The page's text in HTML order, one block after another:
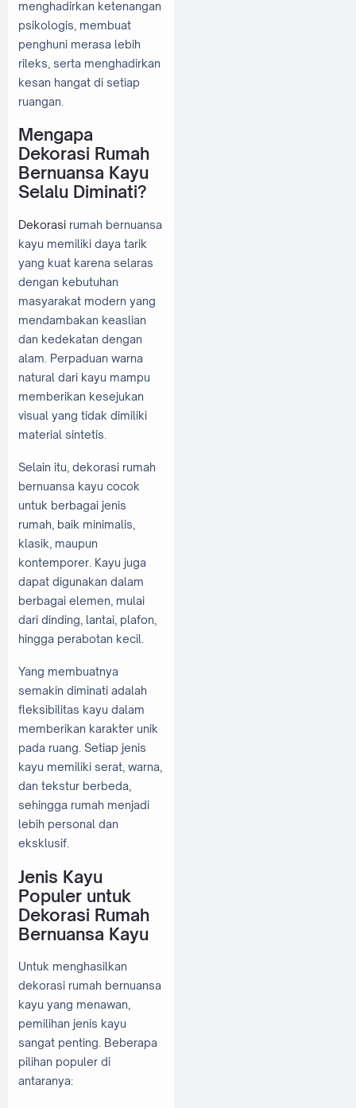
menghadirkan ketenangan
psikologis, membuat
penghuni merasa lebih
rileks, serta menghadirkan
kesan hangat di setiap
ruangan.
Mengapa
Dekorasi Rumah
Bernuansa Kayu
Selalu Diminati?
Dekorasi rumah bernuansa
kayu memiliki daya tarik
yang kuat karena selaras
dengan kebutuhan
masyarakat modern yang
mendambakan keaslian
dan kedekatan dengan
alam. Perpaduan warna
natural dari kayu mampu
memberikan kesejukan
visual yang tidak dimiliki
material sintetis.
Selain itu, dekorasi rumah
bernuansa kayu cocok
untuk berbagai jenis
rumah, baik minimalis,
klasik, maupun
kontemporer. Kayu juga
dapat digunakan dalam
berbagai elemen, mulai
dari dinding, lantai, plafon,
hingga perabotan kecil.
Yang membuatnya
semakin diminati adalah
fleksibilitas kayu dalam
memberikan karakter unik
pada ruang. Setiap jenis
kayu memiliki serat, warna,
dan tekstur berbeda,
sehingga rumah menjadi
lebih personal dan
eksklusif.
Jenis Kayu
Populer untuk
Dekorasi Rumah
Bernuansa Kayu
Untuk menghasilkan
dekorasi rumah bernuansa
kayu yang menawan,
pemilihan jenis kayu
sangat penting. Beberapa
pilihan populer di
antaranya: